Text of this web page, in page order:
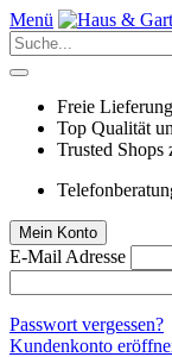
Menü
Freie
Top Qualität
Trusted Shops
Mein Konto
E-Mail Adresse
Passwort vergessen?
Kundenkonto